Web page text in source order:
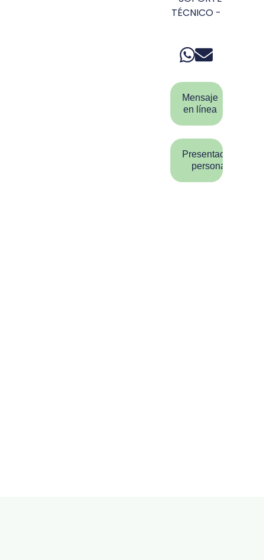
TÉCNICO -
Mensaje
en línea
Presentación
personal